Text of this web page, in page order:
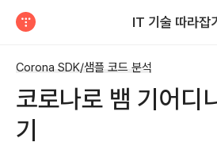
IT 기술 따라잡기
Corona SDK/샘플 코드 분석
코로나로 뱀 기어디
기